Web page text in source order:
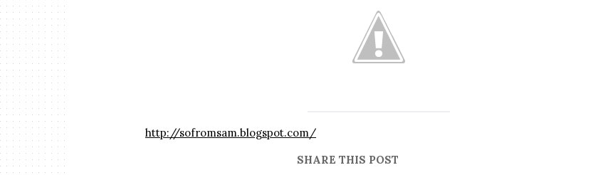
http://sofromsam.blogspot.com/
SHARE THIS POST